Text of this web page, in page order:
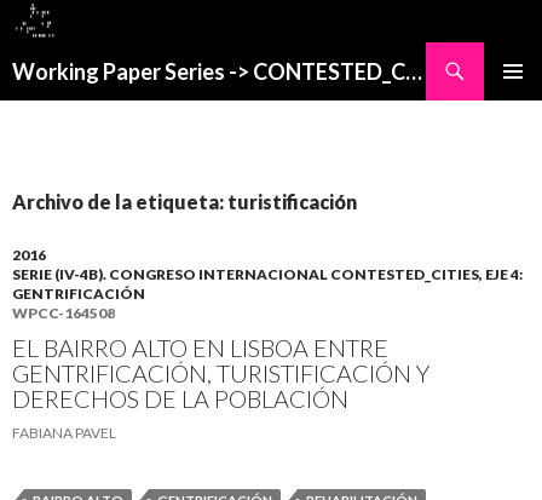
Working Paper Series -> CONTESTED_CITIES
Archivo de la etiqueta: turistificación
2016
SERIE (IV-4B). CONGRESO INTERNACIONAL CONTESTED_CITIES, EJE 4:
GENTRIFICACIÓN
WPCC-164508
EL BAIRRO ALTO EN LISBOA ENTRE
GENTRIFICACIÓN, TURISTIFICACIÓN Y
DERECHOS DE LA POBLACIÓN
FABIANA PAVEL